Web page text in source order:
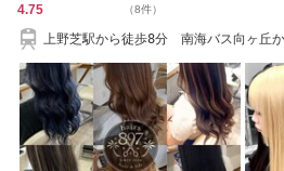
4.75 （8件）
上野芝駅から徒歩8分 南海バス向ヶ丘